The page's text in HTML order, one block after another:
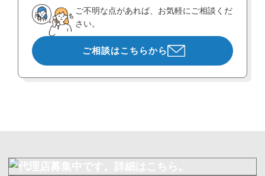
ご不明な点があれば、お気軽にご相談くだ
さい。
ご相談はこちらから